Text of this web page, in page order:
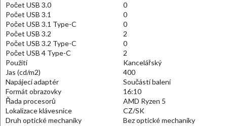
Počet USB 3.0
0
Počet USB 3.1
0
Počet USB 3.1 Type-C
0
Počet USB 3.2
2
Počet USB 3.2 Type-C
0
Počet USB 4 Type-C
2
Použití
Kancelářský
Jas (cd/m2)
400
Napájecí adaptér
Součástí balení
Formát obrazovky
16:10
Řada procesorů
AMD Ryzen 5
Lokalizace klávesnice
CZ/SK
Druh optické mechaniky
Bez optické mechaniky